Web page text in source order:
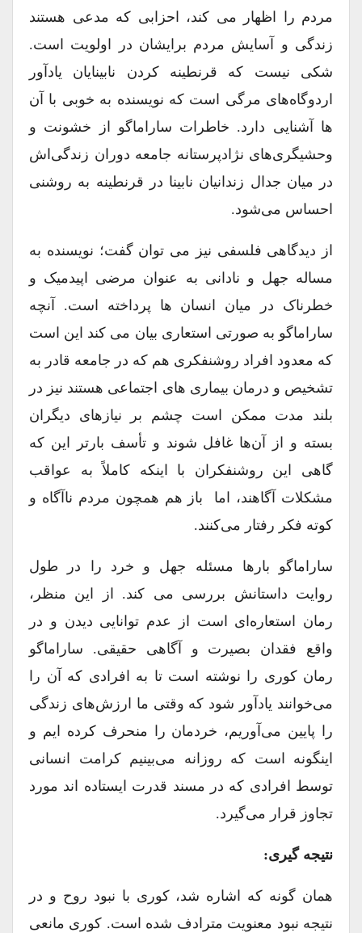
مردم را اظهار می کند، احزابی که مدعی هستند
زندگی و آسایش مردم برایشان در اولویت است.
شکی نیست که قرنطینه کردن نابینایان یادآور
اردوگاه‌های مرگی است که نویسنده به خوبی با آن
ها آشنایی دارد. خاطرات ساراماگو از خشونت و
وحشیگری‌های نژادپرستانه جامعه دوران زندگی‌اش
در میان جدال زندانیان نابینا در قرنطینه به روشنی
احساس می‌شود.
از دیدگاهی فلسفی نیز می توان گفت؛ نویسنده به
مساله جهل و نادانی به عنوان مرضی اپیدمیک و
خطرناک در میان انسان ها پرداخته است. آنچه
ساراماگو به صورتی استعاری بیان می کند این است
که معدود افراد روشنفکری هم که در جامعه قادر به
تشخیص و درمان بیماری های اجتماعی هستند نیز در
بلند مدت ممکن است چشم بر نیازهای دیگران
بسته و از آن‌ها غافل شوند و تأسف بارتر این که
گاهی این روشنفکران با اینکه کاملاً به عواقب
مشکلات آگاهند، اما باز هم همچون مردم ناآگاه و
کوته فکر رفتار می‌کنند.
ساراماگو بارها مسئله جهل و خرد را در طول
روایت داستانش بررسی می کند. از این منظر،
رمان استعاره‌ای است از عدم توانایی دیدن و در
واقع فقدان بصیرت و آگاهی حقیقی. ساراماگو
رمان کوری را نوشته است تا به افرادی که آن را
می‌خوانند یادآور شود که وقتی ما ارزش‌های زندگی
را پایین می‌آوریم، خردمان را منحرف کرده ایم و
اینگونه است که روزانه می‌بینیم کرامت انسانی
توسط افرادی که در مسند قدرت ایستاده اند مورد
تجاوز قرار می‌گیرد.
نتیجه گیری:
همان گونه که اشاره شد، کوری با نبود روح و در
نتیجه نبود معنویت مترادف شده است. کوری مانعی